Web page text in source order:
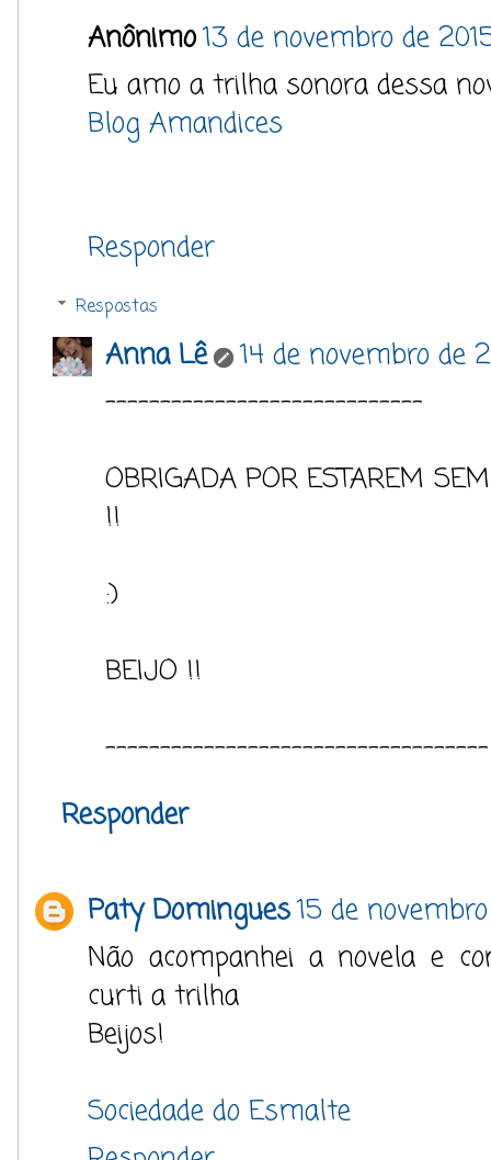
Anônimo13 de novembro de
Eu amo a trilha sonora dessa
Blog Amandices
Responder
Respostas
Anna Lê
14 de novembro de
-----------------------------
OBRIGADA POR ESTAREM
!!
:)
BEIJO !!
-----------------------------------
Responder
Paty Domingues15 de
Não acompanhei a novela e
curti a trilha
Beijos!
Sociedade do Esmalte